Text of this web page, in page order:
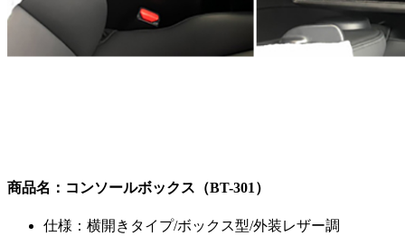
商品名：コンソールボックス（BT-301）
仕様：横開きタイプ/ボックス型/外装レザー調